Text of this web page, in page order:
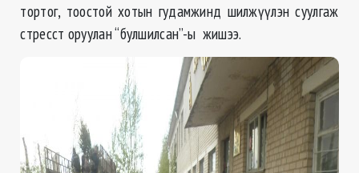
тортог, тоостой хотын гудамжинд шилжүүлэн суулгаж
стресст оруулан “булшилсан”-ы жишээ.